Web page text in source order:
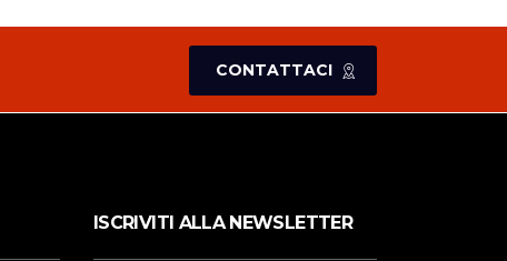
CONTATTACI
ISCRIVITI ALLA NEWSLETTER